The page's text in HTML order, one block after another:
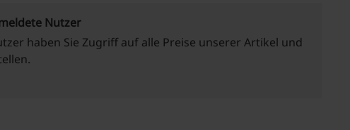
Nutzer
haben Sie Zugriff auf alle Preise unserer Artikel und